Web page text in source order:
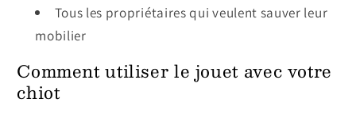
Tous les propriétaires qui veulent sauver leur
mobilier
Comment utiliser le jouet avec votre
chiot